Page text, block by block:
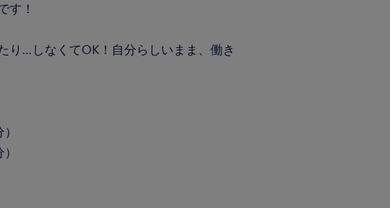
す！
り…しなくてOK！自分らしいまま、働き